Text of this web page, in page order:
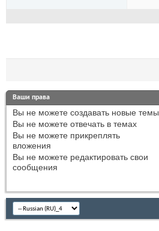
Ваши права
Вы не можете создавать новые темы
Вы не можете отвечать в темах
Вы не можете прикреплять
вложения
Вы не можете редактировать свои
сообщения